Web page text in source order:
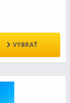
VYBRAŤ